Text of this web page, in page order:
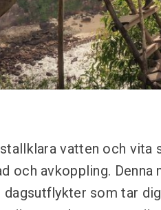
vatten och vita
och avkoppling. Denna
dagsutflykter som tar